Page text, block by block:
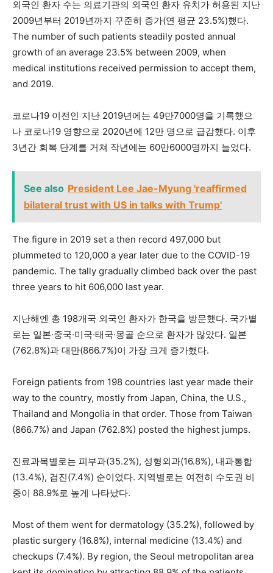
외국인 환자 수는 의료기관의 외국인 환자 유치가 허용된 지난
2009년부터 2019년까지 꾸준히 증가(연 평균 23.5%)했다.
The number of such patients steadily posted annual
growth of an average 23.5% between 2009, when
medical institutions received permission to accept them,
and 2019.
코로나19 이전인 지난 2019년에는 49만7000명을 기록했으
나 코로나19 영향으로 2020년에 12만 명으로 급감했다. 이후
3년간 회복 단계를 거쳐 작년에는 60만6000명까지 늘었다.
See also President Lee Jae-Myung 'reaffirmed
bilateral trust with US in talks with Trump'
The figure in 2019 set a then record 497,000 but
plummeted to 120,000 a year later due to the COVID-19
pandemic. The tally gradually climbed back over the past
three years to hit 606,000 last year.
지난해엔 총 198개국 외국인 환자가 한국을 방문했다. 국가별
로는 일본·중국·미국·태국·몽골 순으로 환자가 많았다. 일본
(762.8%)과 대만(866.7%)이 가장 크게 증가했다.
Foreign patients from 198 countries last year made their
way to the country, mostly from Japan, China, the U.S.,
Thailand and Mongolia in that order. Those from Taiwan
(866.7%) and Japan (762.8%) posted the highest jumps.
진료과목별로는 피부과(35.2%), 성형외과(16.8%), 내과통합
(13.4%), 검진(7.4%) 순이었다. 지역별로는 여전히 수도권 비
중이 88.9%로 높게 나타났다.
Most of them went for dermatology (35.2%), followed by
plastic surgery (16.8%), internal medicine (13.4%) and
checkups (7.4%). By region, the Seoul metropolitan area